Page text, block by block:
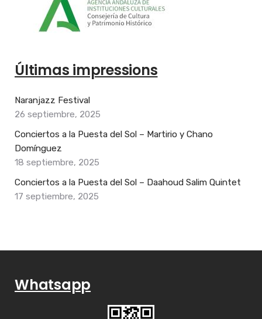
Últimas impressions
Naranjazz Festival
26 septiembre, 2025
Conciertos a la Puesta del Sol – Martirio y Chano
Domínguez
18 septiembre, 2025
Conciertos a la Puesta del Sol – Daahoud Salim Quintet
17 septiembre, 2025
Whatsapp